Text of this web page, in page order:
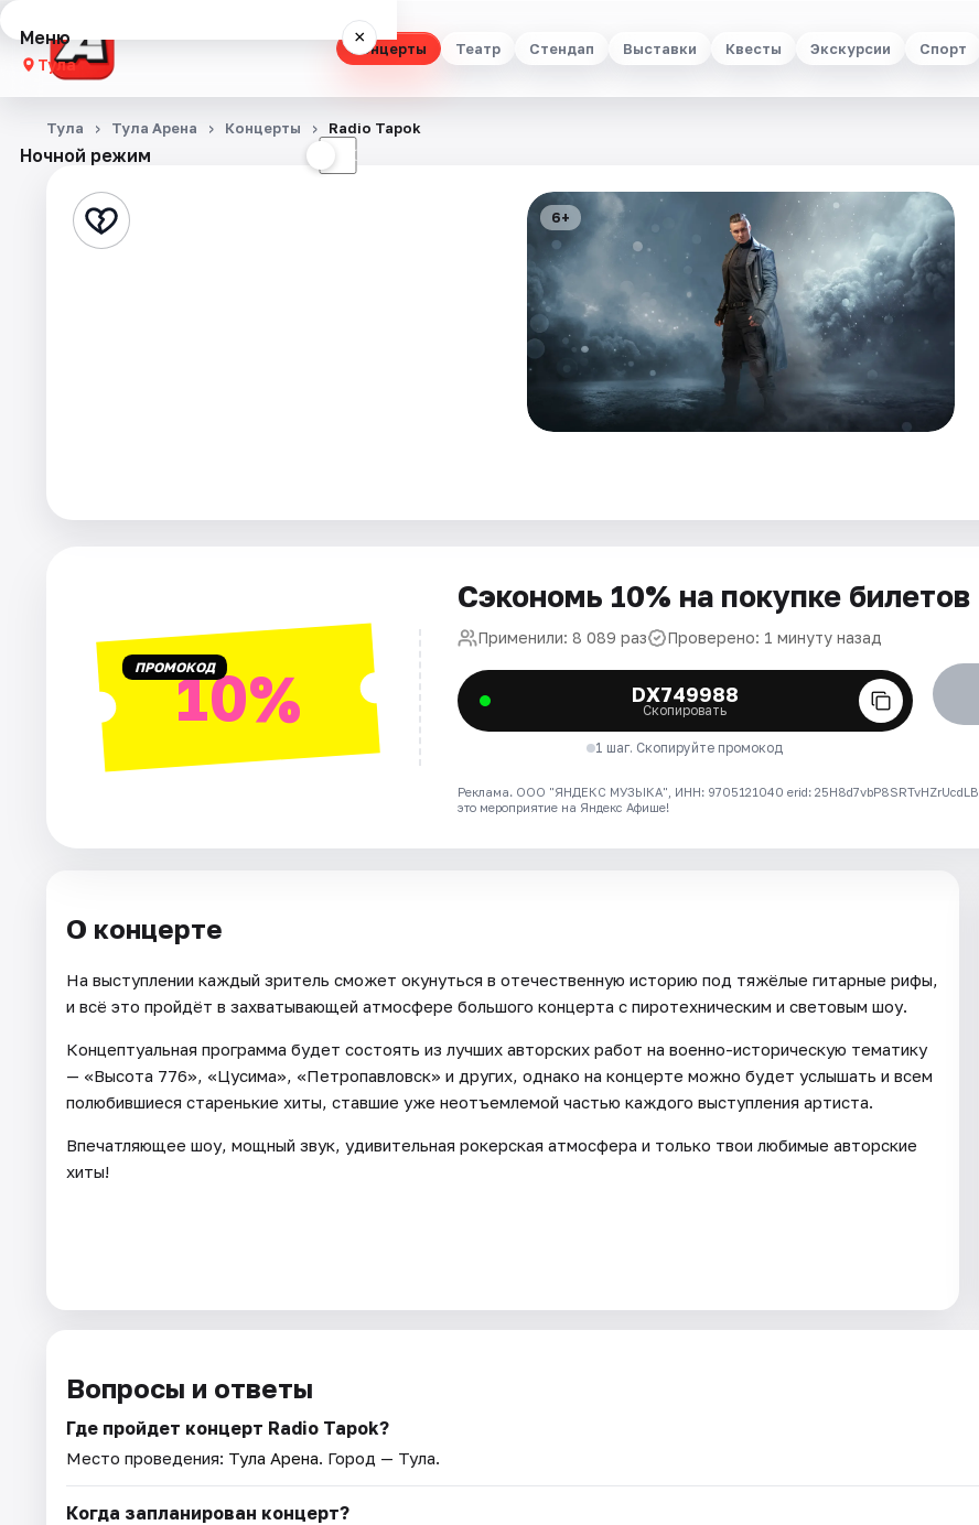
Концерты Театр Стендап Выставки Квесты Экскурсии Спорт
Меню ×
Тула
Концерты
Стендап
Артисты
Ночной режим ☾
Тула Тула Арена Концерты Radio Tapok
6+
ПРОМОКОД10%
Сэкономь 10% на покупке билетов
Применили: 8 089 раз Проверено: 1 минуту назад
DX749988
Скопировать
1 шаг. Скопируйте промокод
Реклама. ООО "ЯНДЕКС МУЗЫКА", ИНН: 9705121040 erid: 25H8d7vbP8SRTvHZrUcdLB
это мероприятие на Яндекс Афише!
О концерте
На выступлении каждый зритель сможет окунуться в отечественную историю под тяжёлые гитарные рифы,
и всё это пройдёт в захватывающей атмосфере большого концерта с пиротехническим и световым шоу.
Концептуальная программа будет состоять из лучших авторских работ на военно-историческую тематику
— «Высота 776», «Цусима», «Петропавловск» и других, однако на концерте можно будет услышать и всем
полюбившиеся старенькие хиты, ставшие уже неотъемлемой частью каждого выступления артиста.
Впечатляющее шоу, мощный звук, удивительная рокерская атмосфера и только твои любимые авторские
хиты!
Вопросы и ответы
Где пройдет концерт Radio Tapok?
Место проведения: Тула Арена. Город — Тула.
Когда запланирован концерт?